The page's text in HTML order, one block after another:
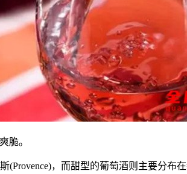
脆。
，而甜型的葡萄酒则主要分布